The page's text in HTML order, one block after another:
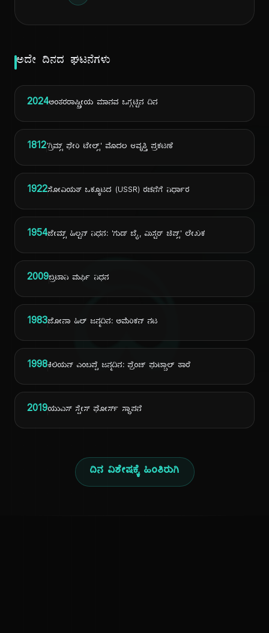
ದಿ
ಅದೇ ದಿನದ ಘಟನೆಗಳು
2024ಅಂತರರಾಷ್ಟ್ರೀಯ ಮಾನವ ಒಗ್ಗಟ್ಟಿನ ದಿನ
1812'ಗ್ರಿಮ್ಸ್ ಫೇರಿ ಟೇಲ್ಸ್' ಮೊದಲ ಆವೃತ್ತಿ ಪ್ರಕಟಣೆ
1922ಸೋವಿಯತ್ ಒಕ್ಕೂಟದ (USSR) ರಚನೆಗೆ ನಿರ್ಧಾರ
1954ಜೇಮ್ಸ್ ಹಿಲ್ಟನ್ ನಿಧನ: 'ಗುಡ್ ಬೈ, ಮಿಸ್ಟರ್ ಚಿಪ್ಸ್' ಲೇಖಕ
2009ಬ್ರಿಟಾನಿ ಮರ್ಫಿ ನಿಧನ
1983ಜೋನಾ ಹಿಲ್ ಜನ್ಮದಿನ: ಅಮೆರಿಕನ್ ನಟ
1998ಕಿಲಿಯನ್ ಎಂಬಪ್ಪೆ ಜನ್ಮದಿನ: ಫ್ರೆಂಚ್ ಫುಟ್ಬಾಲ್ ತಾರೆ
2019ಯುಎಸ್ ಸ್ಪೇಸ್ ಫೋರ್ಸ್ ಸ್ಥಾಪನೆ
ದಿನ ವಿಶೇಷಕ್ಕೆ ಹಿಂತಿರುಗಿ